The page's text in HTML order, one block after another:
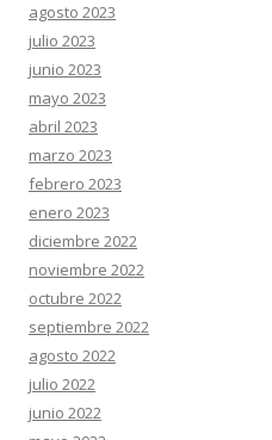
agosto 2023
julio 2023
junio 2023
mayo 2023
abril 2023
marzo 2023
febrero 2023
enero 2023
diciembre 2022
noviembre 2022
octubre 2022
septiembre 2022
agosto 2022
julio 2022
junio 2022